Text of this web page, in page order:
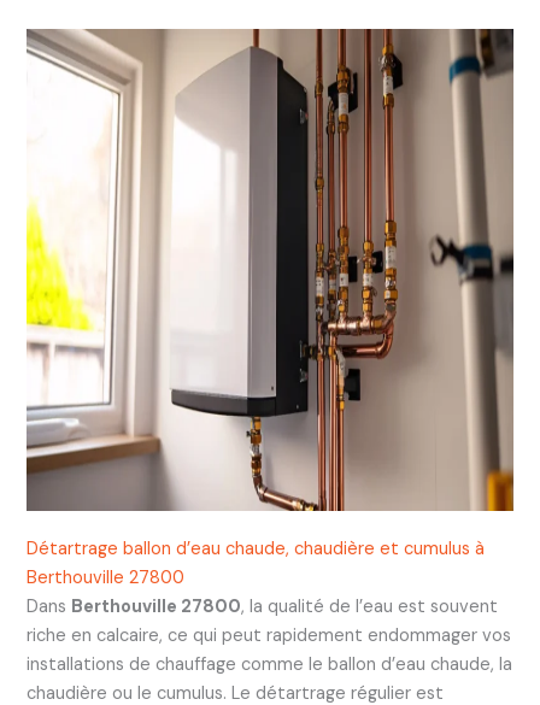
Détartrage ballon d’eau chaude, chaudière et cumulus à
Berthouville 27800
Dans Berthouville 27800, la qualité de l’eau est souvent
riche en calcaire, ce qui peut rapidement endommager vos
installations de chauffage comme le ballon d’eau chaude, la
chaudière ou le cumulus. Le détartrage régulier est